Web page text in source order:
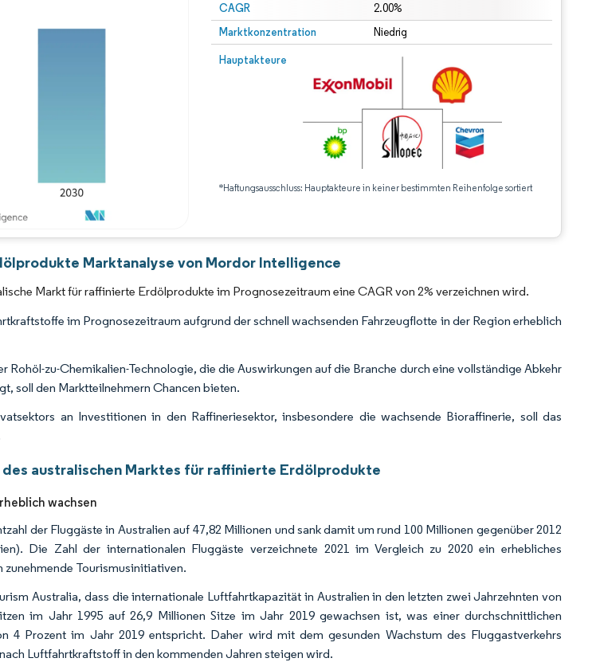
CAGR 2.00%
Marktkonzentration Niedrig
Hauptakteure
*Haftungsausschluss: Hauptakteure in keiner bestimmten Reihenfolge sortiert
Marktanalyse von Mordor Intelligence
Markt für raffinierte Erdölprodukte im Prognosezeitraum eine CAGR von 2% verzeichnen wird.
im Prognosezeitraum aufgrund der schnell wachsenden Fahrzeugflotte in der Region erheblich
Rohöl-zu-Chemikalien-Technologie, die die Auswirkungen auf die Branche durch eine vollständige Abkehr
soll den Marktteilnehmern Chancen bieten.
an Investitionen in den Raffineriesektor, insbesondere die wachsende Bioraffinerie, soll das
des australischen Marktes für raffinierte Erdölprodukte
wachsen
der Fluggäste in Australien auf 47,82 Millionen und sank damit um rund 100 Millionen gegenüber 2012
Die Zahl der internationalen Fluggäste verzeichnete 2021 im Vergleich zu 2020 ein erhebliches
Tourismusinitiativen.
Australia, dass die internationale Luftfahrtkapazität in Australien in den letzten zwei Jahrzehnten von
im Jahr 1995 auf 26,9 Millionen Sitze im Jahr 2019 gewachsen ist, was einer durchschnittlichen
4 Prozent im Jahr 2019 entspricht. Daher wird mit dem gesunden Wachstum des Fluggastverkehrs
Luftfahrtkraftstoff in den kommenden Jahren steigen wird.